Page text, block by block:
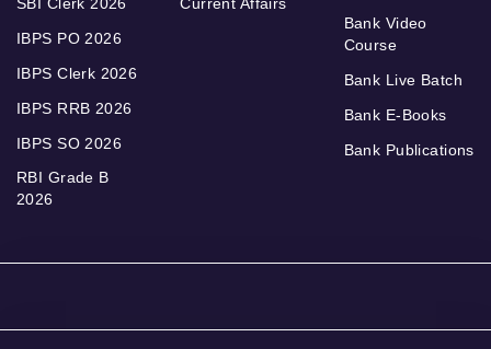
IBPS PO 2026
IBPS Clerk 2026
IBPS RRB 2026
IBPS SO 2026
RBI Grade B
2026
Bank Video
Course
Bank Live Batch
Bank E-Books
Bank Publications